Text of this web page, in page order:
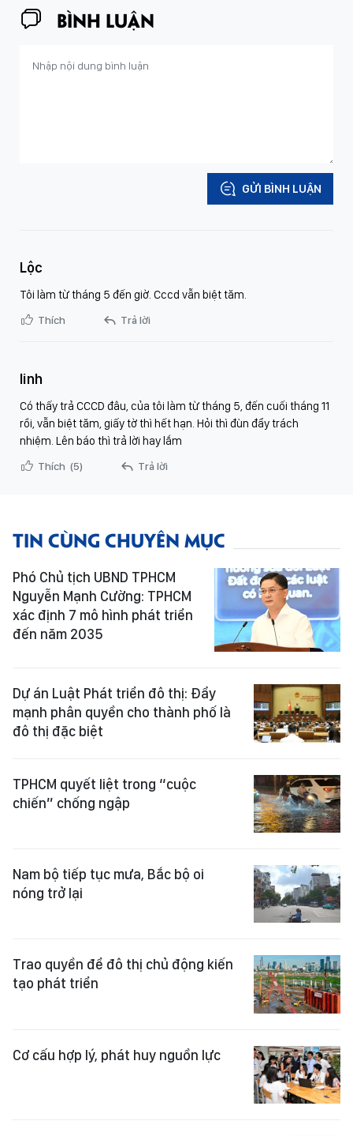
BÌNH LUẬN
GỬI BÌNH LUẬN
Lộc
Tôi làm từ tháng 5 đến giờ. Cccd vẫn biệt tăm.
Thích Trả lời
linh
Có thấy trả CCCD đâu, của tôi làm từ tháng 5, đến cuối tháng 11
rồi, vẫn biệt tăm, giấy tờ thì hết hạn. Hỏi thì đùn đẩy trách
nhiệm. Lên báo thì trả lời hay lắm
Thích (5) Trả lời
TIN CÙNG CHUYÊN MỤC
Phó Chủ tịch UBND TPHCM
Nguyễn Mạnh Cường: TPHCM
xác định 7 mô hình phát triển
đến năm 2035
Dự án Luật Phát triển đô thị: Đẩy
mạnh phân quyền cho thành phố là
đô thị đặc biệt
TPHCM quyết liệt trong “cuộc
chiến” chống ngập
Nam bộ tiếp tục mưa, Bắc bộ oi
nóng trở lại
Trao quyền để đô thị chủ động kiến
tạo phát triển
Cơ cấu hợp lý, phát huy nguồn lực